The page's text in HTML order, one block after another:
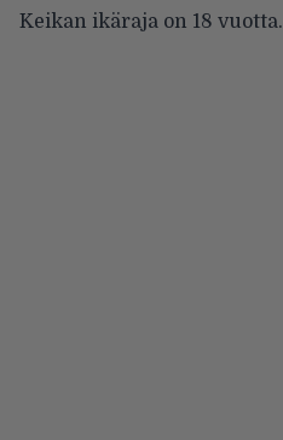
Keikan ikäraja on 18 vuotta.